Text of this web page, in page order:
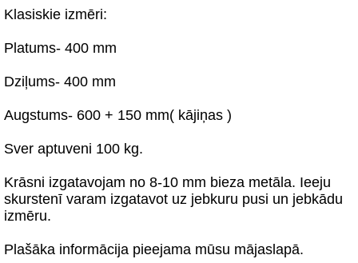
Klasiskie izmēri:
Platums- 400 mm
Dziļums- 400 mm
Augstums- 600 + 150 mm( kājiņas )
Sver aptuveni 100 kg.
Krāsni izgatavojam no 8-10 mm bieza metāla. Ieeju
skurstenī varam izgatavot uz jebkuru pusi un jebkādu
izmēru.
Plašāka informācija pieejama mūsu mājaslapā.